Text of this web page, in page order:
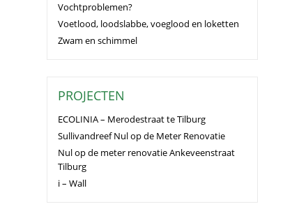
Vochtproblemen?
Voetlood, loodslabbe, voeglood en loketten
Zwam en schimmel
PROJECTEN
ECOLINIA – Merodestraat te Tilburg
Sullivandreef Nul op de Meter Renovatie
Nul op de meter renovatie Ankeveenstraat
Tilburg
i – Wall